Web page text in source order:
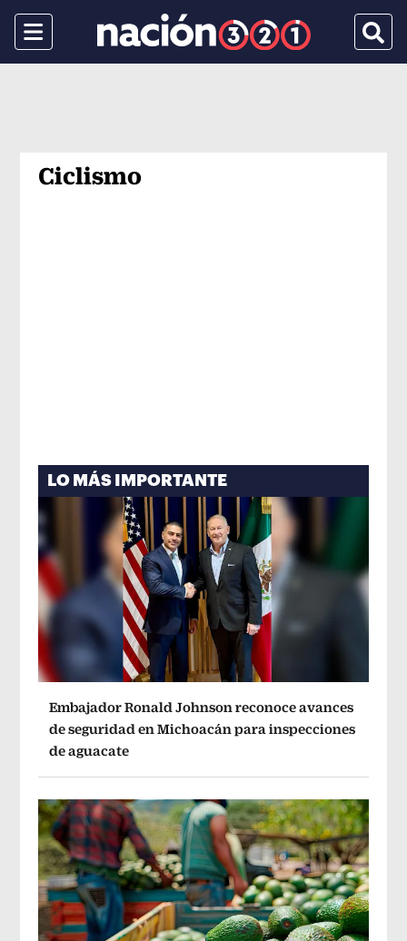
Menu
Ciclismo
LO MÁS IMPORTANTE
Embajador Ronald Johnson reconoce avances
de seguridad en Michoacán para inspecciones
de aguacate